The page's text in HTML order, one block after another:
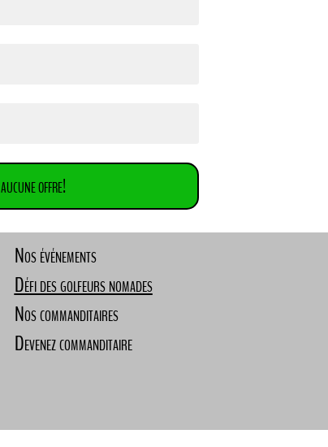
offre!
Nos événements
Défi des golfeurs nomades
Nos commanditaires
Devenez commanditaire